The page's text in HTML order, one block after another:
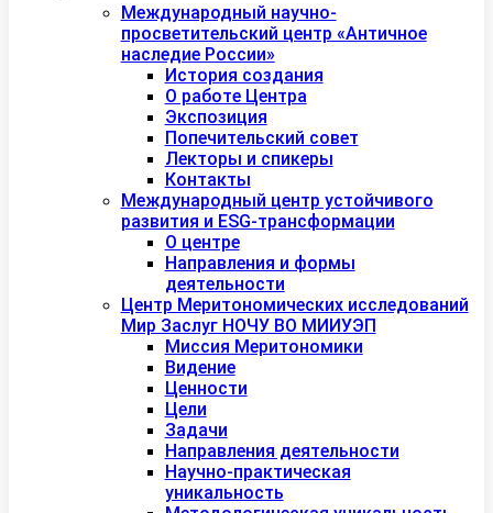
Международный научно-
просветительский центр «Античное
наследие России»
История создания
О работе Центра
Экспозиция
Попечительский совет
Лекторы и спикеры
Контакты
Международный центр устойчивого
развития и ESG-трансформации
О центре
Направления и формы
деятельности
Центр Меритономических исследований
Мир Заслуг НОЧУ ВО МИИУЭП
Миссия Меритономики
Видение
Ценности
Цели
Задачи
Направления деятельности
Научно-практическая
уникальность